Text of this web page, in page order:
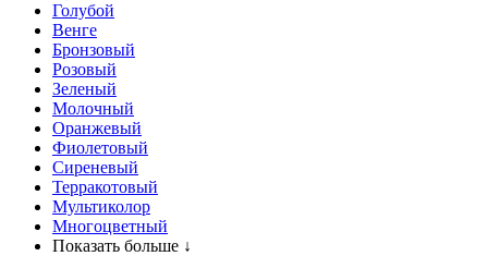
Голубой
Венге
Бронзовый
Розовый
Зеленый
Молочный
Оранжевый
Фиолетовый
Сиреневый
Терракотовый
Мультиколор
Многоцветный
Показать больше ↓